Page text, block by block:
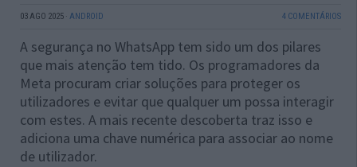
03 AGO 2025 · ANDROID 4 COMENTÁRIOS
A segurança no WhatsApp tem sido um dos pilares
que mais atenção tem tido. Os programadores da
Meta procuram criar soluções para proteger os
utilizadores e evitar que qualquer um possa interagir
com estes. A mais recente descoberta traz isso e
adiciona uma chave numérica para associar ao nome
de utilizador.